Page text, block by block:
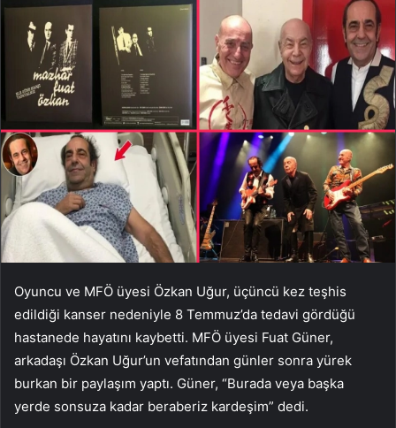
Oyuncu ve MFÖ üyesi Özkan Uğur, üçüncü kez teşhis
edildiği kanser nedeniyle 8 Temmuz’da tedavi gördüğü
hastanede hayatını kaybetti. MFÖ üyesi Fuat Güner,
arkadaşı Özkan Uğur’un vefatından günler sonra yürek
burkan bir paylaşım yaptı. Güner, “Burada veya başka
yerde sonsuza kadar beraberiz kardeşim” dedi.